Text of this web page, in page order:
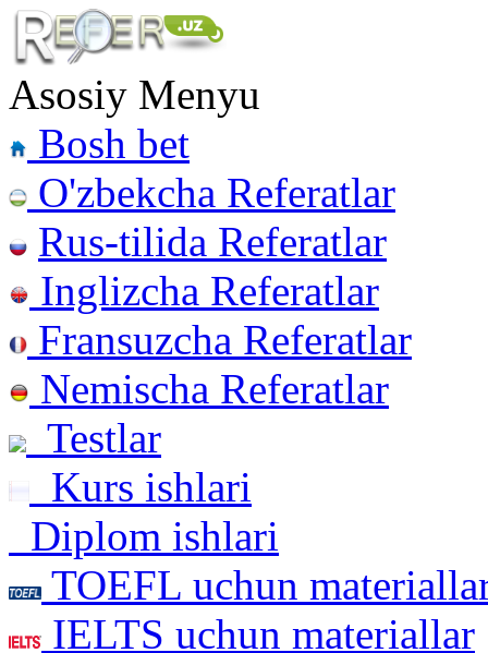
Asosiy Menyu
Bosh bet
O'zbekcha Referatlar
Rus-tilida Referatlar
Inglizcha Referatlar
Fransuzcha Referatlar
Nemischa Referatlar
Testlar
Kurs ishlari
Diplom ishlari
TOEFL uchun
IELTS uchun materiallar